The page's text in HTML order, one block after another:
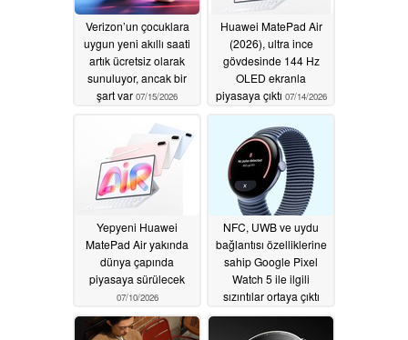
Verizon’un çocuklara
uygun yeni akıllı saati
artık ücretsiz olarak
sunuluyor, ancak bir
şart var 07/15/2026
Huawei MatePad Air
(2026), ultra ince
gövdesinde 144 Hz
OLED ekranla
piyasaya çıktı 07/14/2026
Yepyeni Huawei
MatePad Air yakında
dünya çapında
piyasaya sürülecek
07/10/2026
NFC, UWB ve uydu
bağlantısı özelliklerine
sahip Google Pixel
Watch 5 ile ilgili
sızıntılar ortaya çıktı
06/30/2026